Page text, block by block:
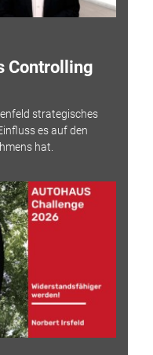
Controlling
strategisches
es auf den
hat.